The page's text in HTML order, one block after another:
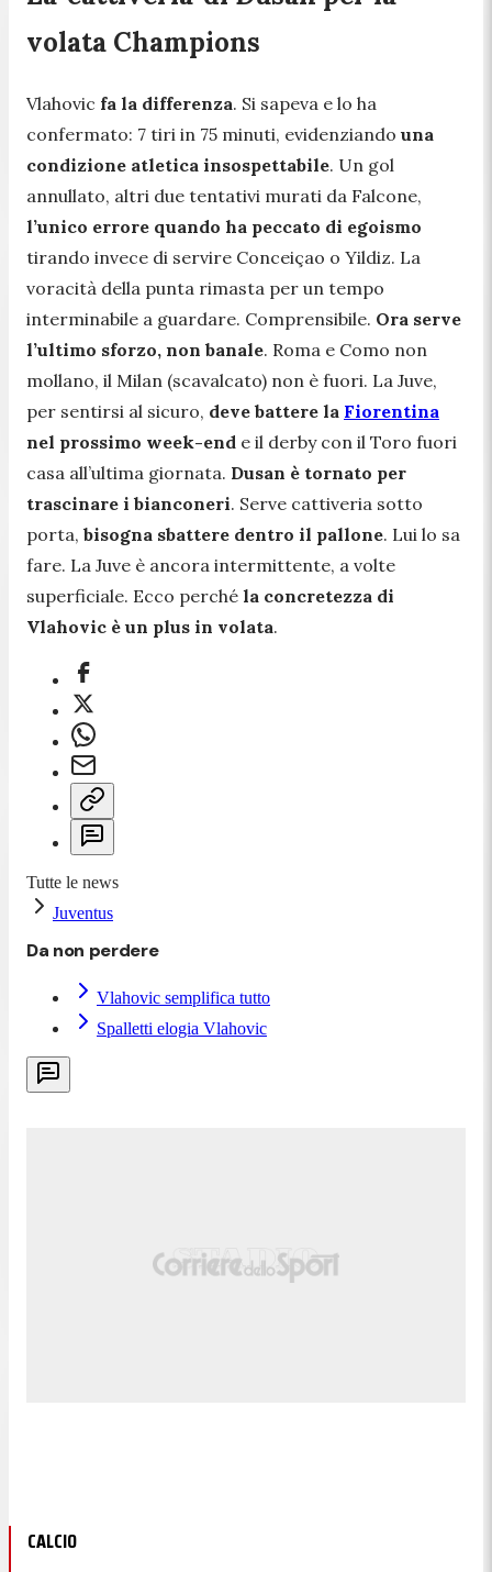
volata Champions
Vlahovic fa la differenza. Si sapeva e lo ha
confermato: 7 tiri in 75 minuti, evidenziando una
condizione atletica insospettabile. Un gol
annullato, altri due tentativi murati da Falcone,
l’unico errore quando ha peccato di egoismo
tirando invece di servire Conceiçao o Yildiz. La
voracità della punta rimasta per un tempo
interminabile a guardare. Comprensibile. Ora serve
l’ultimo sforzo, non banale. Roma e Como non
mollano, il Milan (scavalcato) non è fuori. La Juve,
per sentirsi al sicuro, deve battere la Fiorentina
nel prossimo week-end e il derby con il Toro fuori
casa all’ultima giornata. Dusan è tornato per
trascinare i bianconeri. Serve cattiveria sotto
porta, bisogna sbattere dentro il pallone. Lui lo sa
fare. La Juve è ancora intermittente, a volte
superficiale. Ecco perché la concretezza di
Vlahovic è un plus in volata.
Tutte le news
Juventus
Da non perdere
Vlahovic semplifica tutto
Spalletti elogia Vlahovic
CALCIO